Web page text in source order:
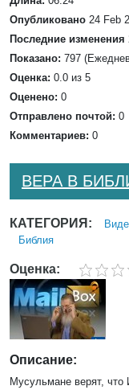
Опубликовано 24 Feb
Последние изменения
Показано: 797
Оценка: 0.0 из 5
Оценено: 0
Отправлено почтой: 0
Комментариев: 0
ВЕРА В
КАТЕГОРИЯ:
Библия
Оценка:
Описание:
Мусульмане верят, что